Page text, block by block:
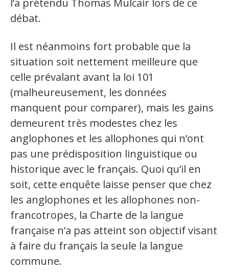
l’a prétendu Thomas Mulcair lors de ce
débat.
Il est néanmoins fort probable que la
situation soit nettement meilleure que
celle prévalant avant la loi 101
(malheureusement, les données
manquent pour comparer), mais les gains
demeurent très modestes chez les
anglophones et les allophones qui n’ont
pas une prédisposition linguistique ou
historique avec le français. Quoi qu’il en
soit, cette enquête laisse penser que chez
les anglophones et les allophones non-
francotropes, la Charte de la langue
française n’a pas atteint son objectif visant
à faire du français la seule la langue
commune.